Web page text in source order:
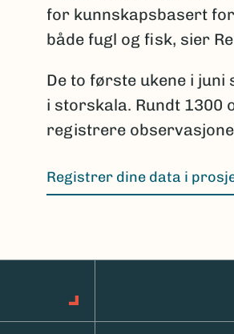
for kunnskapsbasert
både fugl og fisk, sier
De to første ukene i
i storskala. Rundt 1300
registrere
Registrer dine data i
(Ekstern lenke)